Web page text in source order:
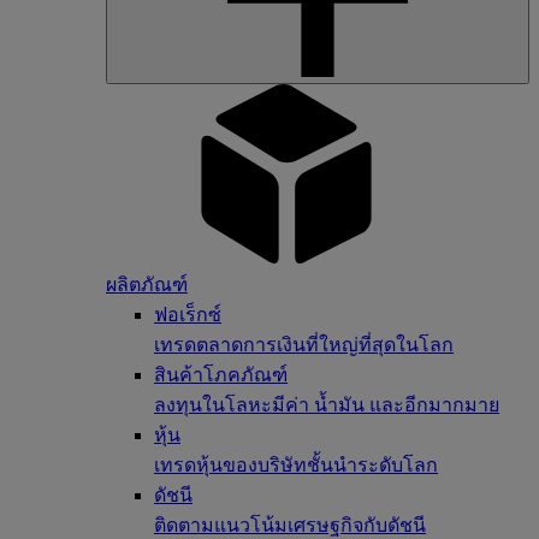
ผลิตภัณฑ์
ฟอเร็กซ์
เทรดตลาดการเงินที่ใหญ่ที่สุดในโลก
สินค้าโภคภัณฑ์
ลงทุนในโลหะมีค่า น้ำมัน และอีกมากมาย
หุ้น
เทรดหุ้นของบริษัทชั้นนำระดับโลก
ดัชนี
ติดตามแนวโน้มเศรษฐกิจกับดัชนี